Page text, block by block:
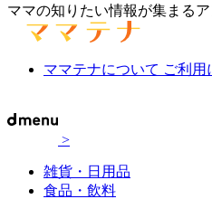
ママの知りたい情報が集まる
ママテナについて ご利用
>
雑貨・日用品
食品・飲料